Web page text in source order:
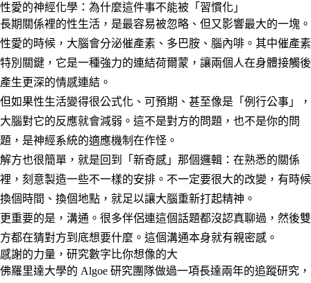
性愛的神經化學：為什麼這件事不能被「習慣化」
長期關係裡的性生活，是最容易被忽略、但又影響最大的一塊。
性愛的時候，大腦會分泌催產素、多巴胺、腦內啡。其中催產素
特別關鍵，它是一種強力的連結荷爾蒙，讓兩個人在身體接觸後
產生更深的情感連結。
但如果性生活變得很公式化、可預期、甚至像是「例行公事」，
大腦對它的反應就會減弱。這不是對方的問題，也不是你的問
題，是神經系統的適應機制在作怪。
解方也很簡單，就是回到「新奇感」那個邏輯：在熟悉的關係
裡，刻意製造一些不一樣的安排。不一定要很大的改變，有時候
換個時間、換個地點，就足以讓大腦重新打起精神。
更重要的是，溝通。很多伴侶連這個話題都沒認真聊過，然後雙
方都在猜對方到底想要什麼。這個溝通本身就有親密感。
感謝的力量，研究數字比你想像的大
佛羅里達大學的 Algoe 研究團隊做過一項長達兩年的追蹤研究，